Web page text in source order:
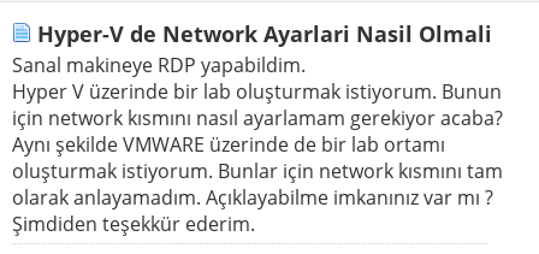
Hyper-V de Network Ayarlari Nasil Olmali
Sanal makineye RDP yapabildim.
Hyper V üzerinde bir lab oluşturmak istiyorum. Bunun
için network kısmını nasıl ayarlamam gerekiyor acaba?
Aynı şekilde VMWARE üzerinde de bir lab ortamı
oluşturmak istiyorum. Bunlar için network kısmını tam
olarak anlayamadım. Açıklayabilme imkanınız var mı ?
Şimdiden teşekkür ederim.